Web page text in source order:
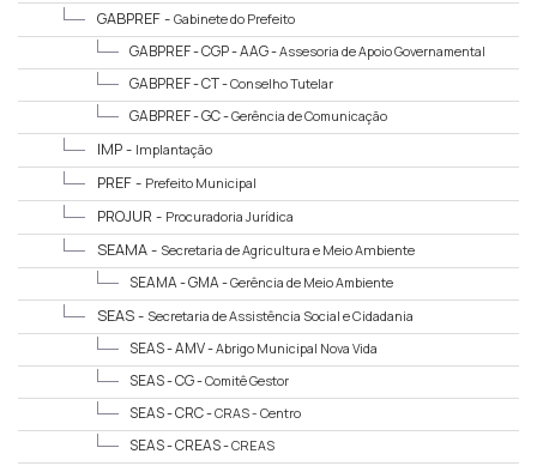
GABPREF - Gabinete do Prefeito
GABPREF - CGP - AAG -Assesoria de Apoio Governamental
GABPREF - CT -Conselho Tutelar
GABPREF - GC -Gerência de Comunicação
IMP - Implantação
PREF - Prefeito Municipal
PROJUR - Procuradoria Jurídica
SEAMA - Secretaria de Agricultura e Meio Ambiente
SEAMA - GMA -Gerência de Meio Ambiente
SEAS - Secretaria de Assistência Social e Cidadania
SEAS - AMV -Abrigo Municipal Nova Vida
SEAS - CG -Comitê Gestor
SEAS - CRC -CRAS - Centro
SEAS - CREAS -CREAS